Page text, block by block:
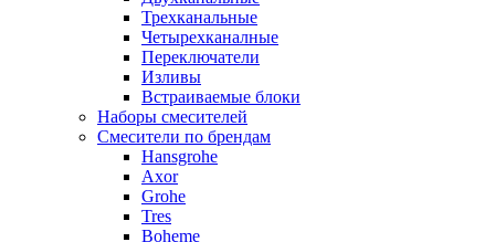
Трехканальные
Четырехканалные
Переключатели
Изливы
Встраиваемые блоки
Наборы смесителей
Смесители по брендам
Hansgrohe
Axor
Grohe
Tres
Boheme